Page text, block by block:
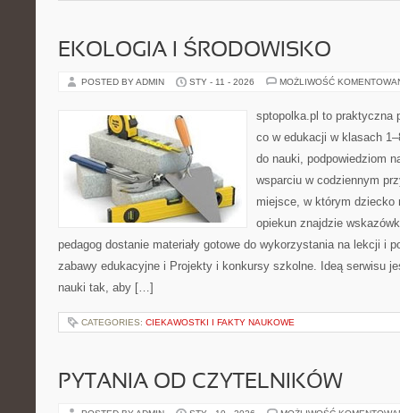
EKOLOGIA I ŚRODOWISKO
POSTED BY ADMIN STY - 11 - 2026 MOŻLIWOŚĆ
sptopolka.pl to praktyczna
co w edukacji w klasach
do nauki, podpowiedziom
wsparciu w codziennym
miejsce, w którym dziecko
opiekun znajdzie
pedagog dostanie materiały gotowe do wykorzystania na lekcji i
zabawy edukacyjne i Projekty i konkursy szkolne. Ideą serwisu
nauki tak, aby […]
CATEGORIES: CIEKAWOSTKI I FAKTY NAUKOWE
PYTANIA OD CZYTELNIKÓW